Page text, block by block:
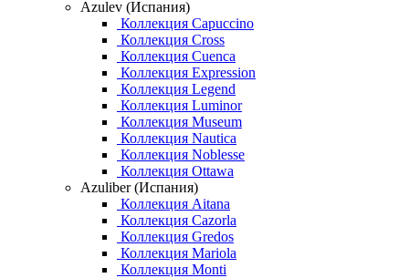
Azulev (Испания)
Коллекция Capuccino
Коллекция Cross
Коллекция Cuenca
Коллекция Expression
Коллекция Legend
Коллекция Luminor
Коллекция Museum
Коллекция Nautica
Коллекция Noblesse
Коллекция Ottawa
Azuliber (Испания)
Коллекция Aitana
Коллекция Cazorla
Коллекция Gredos
Коллекция Mariola
Коллекция Monti